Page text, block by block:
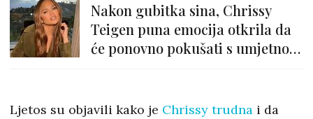
Nakon gubitka sina, Chrissy
Teigen puna emocija otkrila da
će ponovno pokušati s umjetnom
Ljetos su objavili kako je Chrissy trudna i da